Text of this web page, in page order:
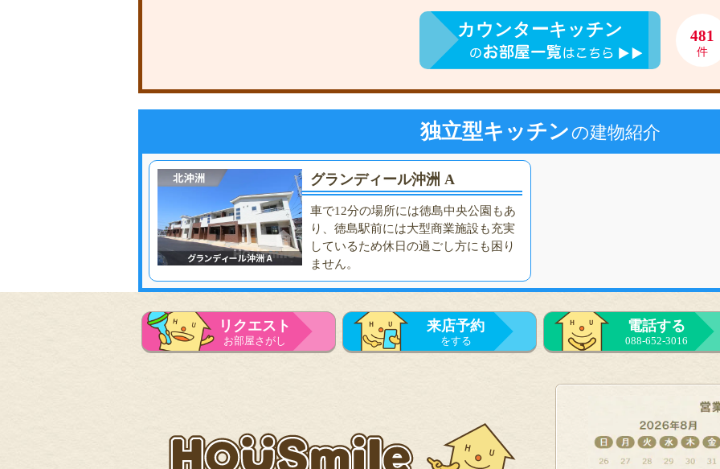
カウンターキッチン 481
件
独立型キッチンの建物紹介
グランディール沖洲 A
車で12分の場所には徳島中央公園もあ
り、徳島駅前には大型商業施設も充実
しているため休日の過ごし方にも困り
ません。
リクエスト
お部屋さがし
来店予約
をする
電話する
088-652-3016